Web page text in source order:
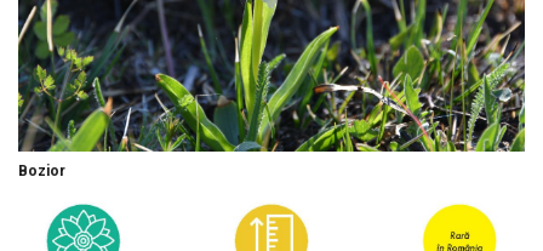
Bozior